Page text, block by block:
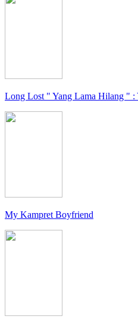
Long Lost " Yang Lama Hilang " :
My Kampret Boyfriend